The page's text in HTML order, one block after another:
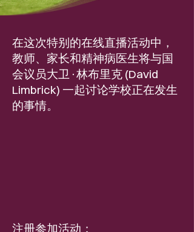
在这次特别的在线直播活动中，
教师、家长和精神病医生将与国
会议员大卫·林布里克 (David
Limbrick) 一起讨论学校正在发生
的事情。
注册参加活动：